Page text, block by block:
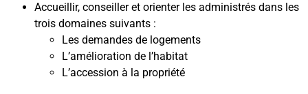
Accueillir, conseiller et orienter les administrés dans les
trois domaines suivants :
Les demandes de logements
L’amélioration de l’habitat
L’accession à la propriété